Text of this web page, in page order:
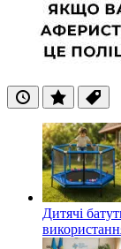
ОстанніПопулярні
Теги
Дитячі